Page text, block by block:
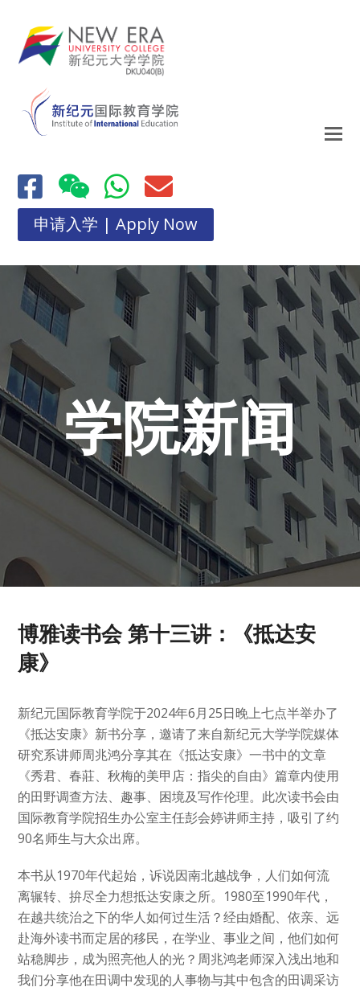
申请入学 | Apply Now
学院新闻
博雅读书会 第十三讲：《抵达安
康》
新纪元国际教育学院于2024年6月25日晚上七点半举办了
《抵达安康》新书分享，邀请了来自新纪元大学学院媒体
研究系讲师周兆鸿分享其在《抵达安康》一书中的文章
《秀君、春莊、秋梅的美甲店：指尖的自由》篇章内使用
的田野调查方法、趣事、困境及写作伦理。此次读书会由
国际教育学院招生办公室主任彭会婷讲师主持，吸引了约
90名师生与大众出席。
本书从1970年代起始，诉说因南北越战争，人们如何流
离辗转、拚尽全力想抵达安康之所。1980至1990年代，
在越共统治之下的华人如何过生活？经由婚配、依亲、远
赴海外读书而定居的移民，在学业、事业之间，他们如何
站稳脚步，成为照亮他人的光？周兆鸿老师深入浅出地和
我们分享他在田调中发现的人事物与其中包含的田调采访